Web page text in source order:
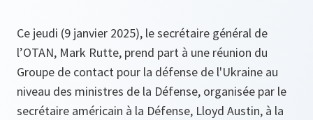
Ce jeudi (9 janvier 2025), le secrétaire général de
l’OTAN, Mark Rutte, prend part à une réunion du
Groupe de contact pour la défense de l'Ukraine au
niveau des ministres de la Défense, organisée par le
secrétaire américain à la Défense, Lloyd Austin, à la